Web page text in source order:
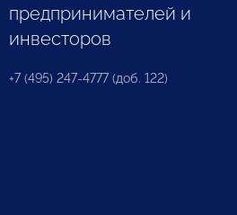
предпринимателей и
инвесторов
+7 (495) 247-4777 (доб. 122)